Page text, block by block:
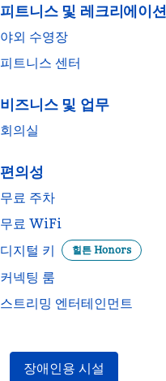
피트니스 및 레크리에이션
야외 수영장
피트니스 센터
비즈니스 및 업무
회의실
편의성
무료 주차
무료 WiFi
디지털 키
힐튼 Honors
커넥팅 룸
스트리밍 엔터테인먼트
장애인용 시설